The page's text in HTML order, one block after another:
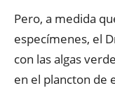
Pero, a medida
especímenes, el
con las algas
en el plancton de